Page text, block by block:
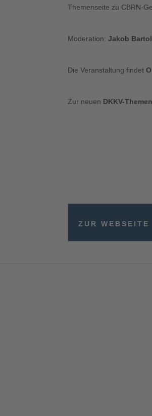
Themenseite zu CBRN-
Moderation:Jakob
Die Veranstaltung findet
Zur neuen DKKV-
ZUR WEBSEITE